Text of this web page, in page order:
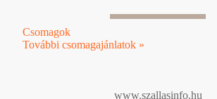
Csomagok
További csomagajánlatok »
www.szallasinfo.hu